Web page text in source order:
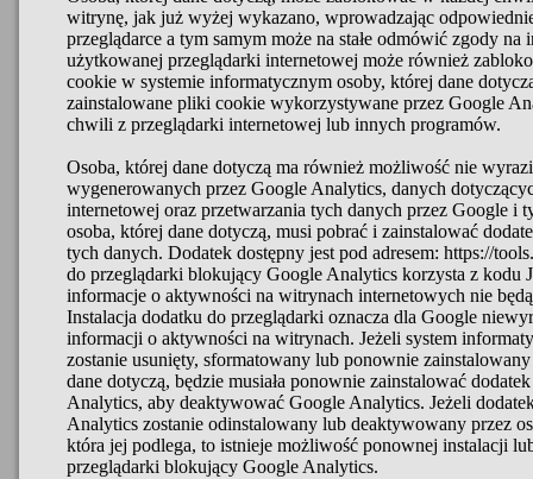
witrynę, jak już wyżej wykazano, wprowadzając
przeglądarce a tym samym może na stałe odmówić zgody
użytkowanej przeglądarki internetowej może również
cookie w systemie informatycznym osoby, której dane
zainstalowane pliki cookie wykorzystywane przez Google
chwili z przeglądarki internetowej lub innych programów.
Osoba, której dane dotyczą ma również możliwość nie
wygenerowanych przez Google Analytics, danych
internetowej oraz przetwarzania tych danych przez Google i
osoba, której dane dotyczą, musi pobrać i zainstalować
tych danych. Dodatek dostępny jest pod adresem: https://
do przeglądarki blokujący Google Analytics korzysta z kodu
informacje o aktywności na witrynach internetowych nie
Instalacja dodatku do przeglądarki oznacza dla Google
informacji o aktywności na witrynach. Jeżeli system
zostanie usunięty, sformatowany lub ponownie
dane dotyczą, będzie musiała ponownie zainstalować
Analytics, aby deaktywować Google Analytics. Jeżeli
Analytics zostanie odinstalowany lub deaktywowany przez
która jej podlega, to istnieje możliwość ponownej instalacji
przeglądarki blokujący Google Analytics.